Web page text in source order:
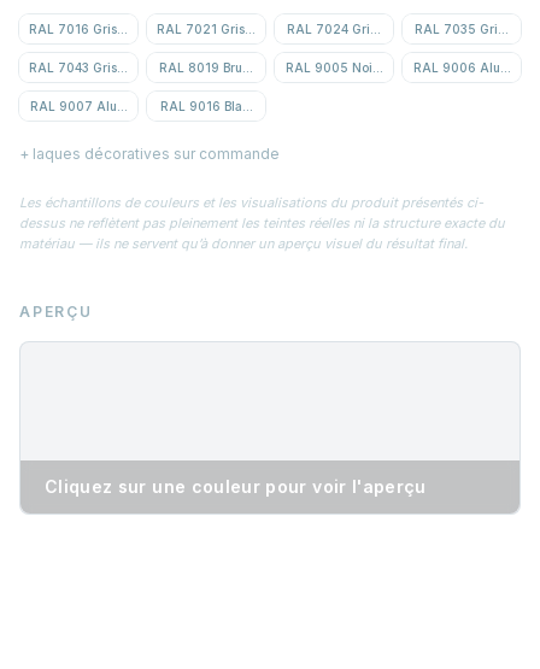
RAL 7016 Gris anthraciteRAL 7021 Gris noir RAL 7024 Gris graphiteRAL 7035 Gris clair
RAL 7043 Gris signalisation BRAL 8019 Brun gris RAL 9005 Noir foncé RAL 9006
RAL 9007 Aluminium grisRAL 9016 Blanc signalisation
+ laques décoratives sur commande
Les échantillons de couleurs et les visualisations du produit présentés ci-
dessus ne reflètent pas pleinement les teintes réelles ni la structure exacte du
matériau — ils ne servent qu’à donner un aperçu visuel du résultat final.
APERÇU
Cliquez sur une couleur pour voir l'aperçu